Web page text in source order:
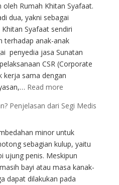
Laser
dan
Stapler
Rumah Khitan Syafaat.
dua, yakni sebagai
Syafaat sendiri
terhadap anak-anak
penyedia jasa Sunatan
CSR (Corporate
kerja sama dengan
Read more:
Massal:
dan
Tantangan
Penjelasan dari Segi Medis
minor untuk
sebagian kulup, yaitu
ujung penis. Meskipun
bayi atau masa kanak-
dapat dilakukan pada